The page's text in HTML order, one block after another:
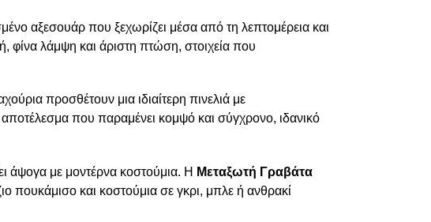
αξεσουάρ που ξεχωρίζει μέσα από τη λεπτομέρεια και
φίνα λάμψη και άριστη πτώση, στοιχεία που
προσθέτουν μια ιδιαίτερη πινελιά με
που παραμένει κομψό και σύγχρονο, ιδανικό
άψογα με μοντέρνα κοστούμια. Η Μεταξωτή Γραβάτα
πουκάμισο και κοστούμια σε γκρι, μπλε ή ανθρακί